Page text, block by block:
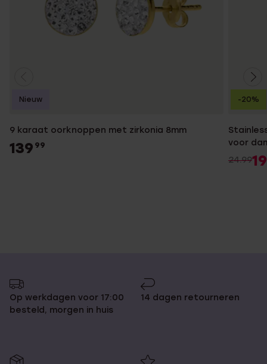
9 karaat oorknoppen met zirkonia 8mm
139 99
Nieuw
voor
24.9919
-20%
Op werkdagen voor 17:00
besteld, morgen in huis
14 dagen retourneren